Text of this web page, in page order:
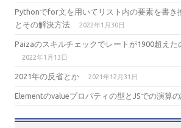
Pythonでfor文を用いてリスト内の要素を書き
とその解決方法
2022年1月30日
Paizaのスキルチェックでレートが1900超えた
2022年1月13日
2021年の反省とか 2021年12月31日
Elementのvalueプロパティの型とJSでの演算